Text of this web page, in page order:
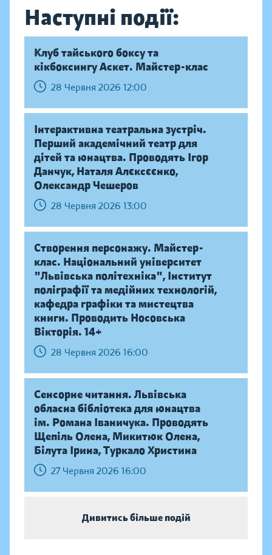
Наступні події:
Клуб тайського боксу та
кікбоксингу Аскет. Майстер-клас
28 Червня 2026 12:00
Інтерактивна театральна зустріч.
Перший академічний театр для
дітей та юнацтва. Проводять Ігор
Данчук, Наталя Алєксєєнко,
Олександр Чешеров
28 Червня 2026 13:00
Створення персонажу. Майстер-
клас. Національний університет
"Львівська політехніка", Інститут
поліграфії та медійних технологій,
кафедра графіки та мистецтва
книги. Проводить Носовська
Вікторія. 14+
28 Червня 2026 16:00
Сенсорне читання. Львівська
обласна бібліотека для юнацтва
ім. Романа Іваничука. Проводять
Щепіль Олена, Микитюк Олена,
Білута Ірина, Туркало Христина
27 Червня 2026 16:00
Дивитись більше подій